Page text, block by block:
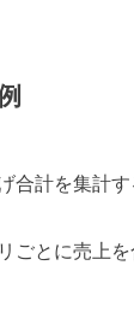
合計を集計
ごとに売上を